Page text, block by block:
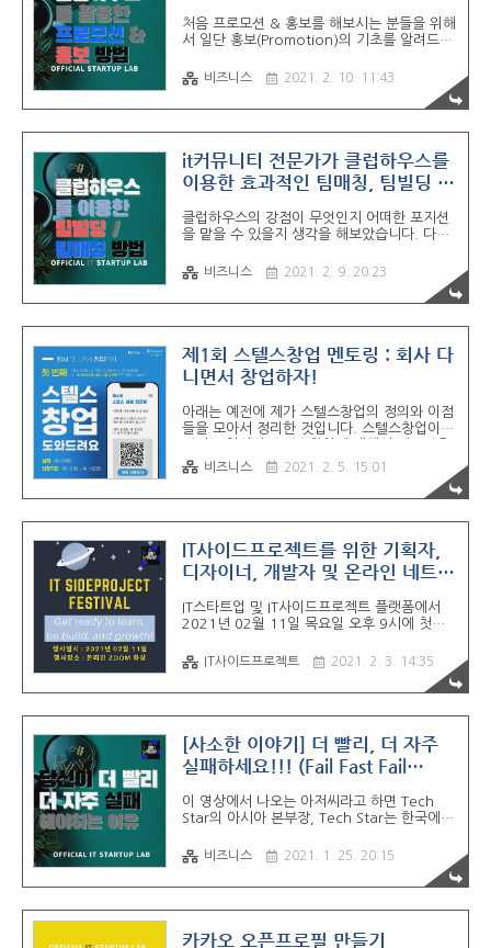
도 벌써 두 기수가 지나 7기가 되었습니다.
DDD의 약자는 다이나믹 디자이너(Designer)
DDD회장님하고 DnD 회장님하..
5가지
처음 프로모션 & 홍보를 해보시는 분들을 위해
서 일단 홍보(Promotion)의 기초를 알려드립
가주시기를 바랍니다. 저도 너무 당연한 원론
적인 내용을 안 좋아하고 숏테일 키워드만 가
져가서 원론적인 내용을 컨트롤 C + V 하시는
종의 기준으로 시장을 구분하기 인구통계정보 :
성별, 나이, 자녀여부 등 (필수입니다. 기본 중
에 기본이라서 소홀히 하는 경우가 많으나 저
자연적, 정치적 환경 : 사회분위기, 특정 고객군
들의 니즈(Needs), 정서적 혜택(Emotional
비즈니스 2021. 2. 10. 11:43
it커뮤니티 전문가가 클럽하우스를
이용한 효과적인 팀매칭, 팀빌딩 및
클럽하우스의 강점이 무엇인지 어떠한 포지션
을 맡을 수 있을지 생각을 해보았습니다. 다른
픈채팅방이라고 얘기도 하던데 제 경험에서는
동의하기 조금 어려운 부분 같았습니다. 제 생
각에는 " 이벤터스(온라인 행사 플랫폼)와
것 같습니다. 제 주변에서 사용하시는 분들을
보았을 때 친동생은 연예인들의 라디오 방송을
오프라인에서 참관하듯이 사용을 하는 모습을
계의 지인들은 소규모 포럼 형식에 참여하시는
분들이 많았는데요. 그렇게 되어버린다면
이가 없는 것 아닌가 잠깐 생각을 하기도..
비즈니스 2021. 2. 9. 20:23
제1회 스텔스창업 멘토링 : 회사 다
니면서 창업하자!
아래는 예전에 제가 스텔스창업의 정의와 이점
들을 모아서 정리한 것입니다. 스텔스창업이
받을 수 있겠죠!!! 이번 행사를 개설하시는
Primer의 권대표님이 얘기하시는 스텔스창업
의 정의와 생각에 대해서도 조금은 이해하시는
방 개설 스텔스 창업이란 무엇일까요??? 1. 회
사에 재직하면서 창업을 준비하는 것을 의미한
다. 2. 대중이나 경쟁자가 알지 못하는 사이 혁
여 진입하는 스타 goodantak.tistory.com
아래의 인용구에 대한 글은 아래 페이스북에서
디자이너 / 기획자 직무 정..
비즈니스 2021. 2. 5. 15:01
IT사이드프로젝트를 위한 기획자,
디자이너, 개발자 및 온라인 네트워
IT스타트업 및 IT사이드프로젝트 플랫폼에서
2021년 02월 11일 목요일 오후 9시에 첫번
Project는 2천 명이 넘게 모인 국내 최대 규모
의 IT사이드프로젝트 커뮤니티로 사이드프로젝
트플랫폼의 대명사라고 할 수 있습니다!!!! 센
책 1. 자유롭게 사고하기, 이상과 현실을 모두
고려하기 2. 열정페이 손절 / 품앗이 권장 3.
불완전한 것을 만드는 것에 익숙해지기 참여대
자 및 재직자 - IT스타트업 및 IT사이드프로젝
트 커뮤니티 회원 모집인원 - 관람 : 최대 100
인 ..
IT사이드프로젝트 2021. 2. 3. 14:35
[사소한 이야기] 더 빨리, 더 자주
실패하세요!!! (Fail Fast Fail
이 영상에서 나오는 아저씨라고 하면 Tech
Star의 아시아 본부장, Tech Star는 한국에서
Ycombinator 다음의 2위라고 할 수 있다. 내
가 특히 이 분이 마음에 드는 것은 특히나 팀과
팀원의 가치를 강조해주시기 때문이다. 팀이
순위에서도 적용되어야만 한다!!! 팀이 제일 중
비즈니스 2021. 1. 25. 20:15
카카오 오픈프로필 만들기